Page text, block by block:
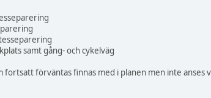
samt gång- och cykelväg
fortsatt förväntas finnas med i planen men inte